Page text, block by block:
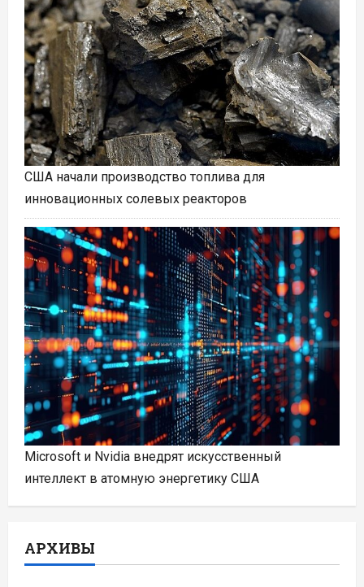
США начали производство топлива для
инновационных солевых реакторов
Microsoft и Nvidia внедрят искусственный
интеллект в атомную энергетику США
АРХИВЫ